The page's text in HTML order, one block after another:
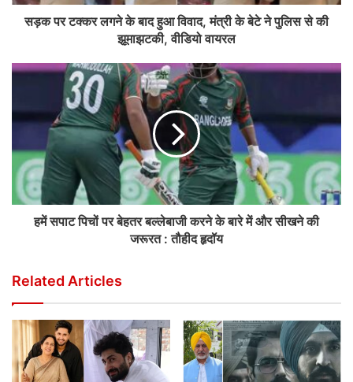
सड़क पर टक्कर लगने के बाद हुआ विवाद, मंत्री के बेटे ने पुलिस से की
झूमाझटकी, वीडियो वायरल
हमें सपाट पिचों पर बेहतर बल्लेबाजी करने के बारे में और सीखने की
जरूरत : तौहीद हृदॉय
Related Articles